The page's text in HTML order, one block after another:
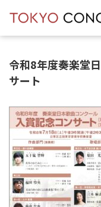
令和8年度奏楽堂
サート